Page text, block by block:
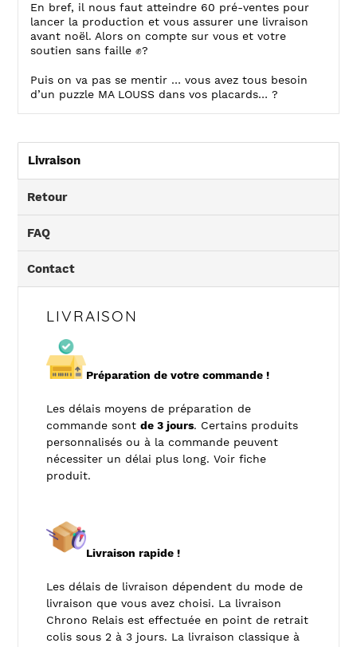
En bref, il nous faut atteindre 60 pré-ventes pour
lancer la production et vous assurer une livraison
avant noël. Alors on compte sur vous et votre
soutien sans faille ✊?
Puis on va pas se mentir … vous avez tous besoin
d’un puzzle MA LOUSS dans vos placards… ?
Livraison
Retour
FAQ
Contact
LIVRAISON
Préparation de votre commande !
Les délais moyens de préparation de
commande sont de 3 jours. Certains produits
personnalisés ou à la commande peuvent
nécessiter un délai plus long. Voir fiche
produit.
Livraison rapide !
Les délais de livraison dépendent du mode de
livraison que vous avez choisi. La livraison
Chrono Relais est effectuée en point de retrait
colis sous 2 à 3 jours. La livraison classique à